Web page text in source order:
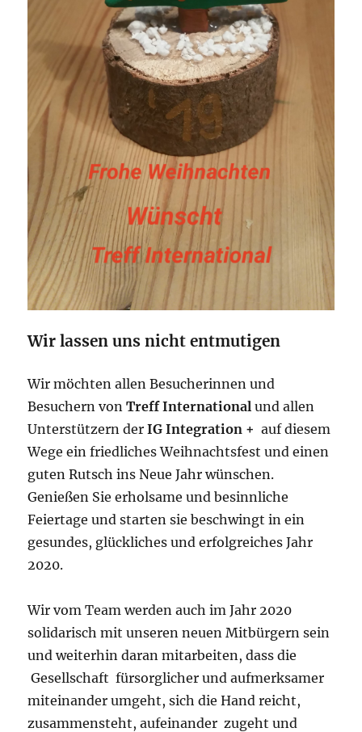
Wir lassen uns nicht entmutigen
Wir möchten allen Besucherinnen und
Besuchern vonTreff International und allen
Unterstützern derIG Integration + auf diesem
Wege ein friedliches Weihnachtsfest und einen
guten Rutsch ins Neue Jahr wünschen.
Genießen Sie erholsame und besinnliche
Feiertage und starten sie beschwingt in ein
gesundes, glückliches und erfolgreiches Jahr
2020.
Wir vom Team werden auch im Jahr 2020
solidarisch mit unseren neuen Mitbürgern sein
und weiterhin daran mitarbeiten, dass die
Gesellschaft fürsorglicher und aufmerksamer
miteinander umgeht, sich die Hand reicht,
zusammensteht, aufeinander zugeht und